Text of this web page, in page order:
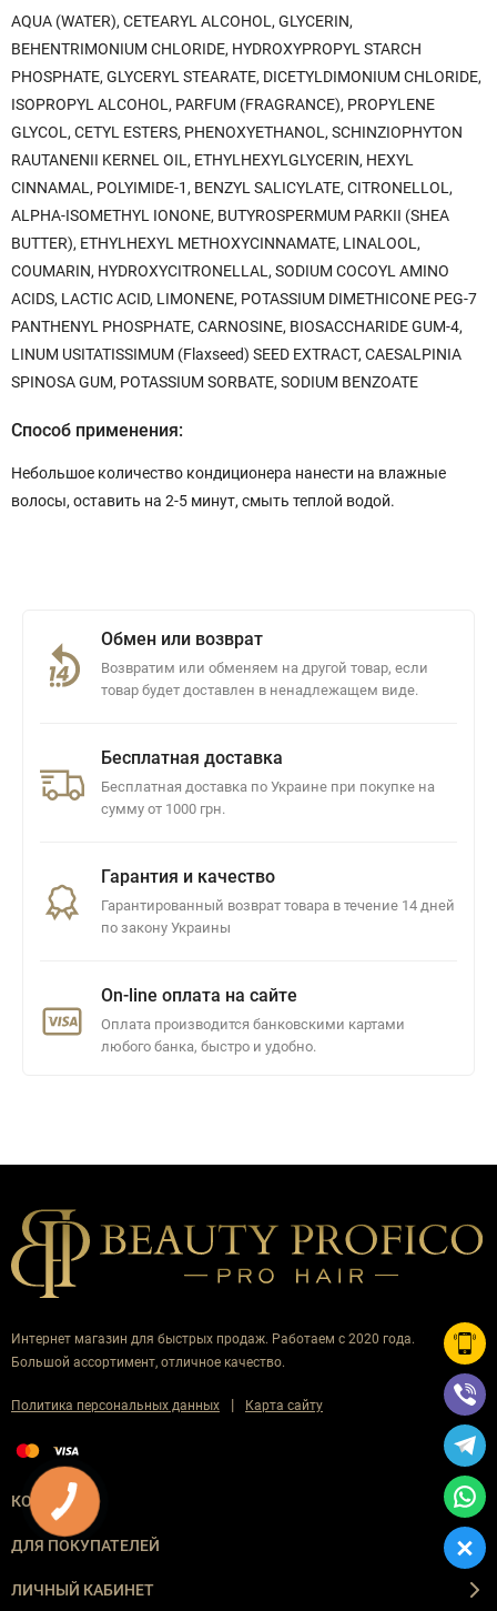
AQUA (WATER), CETEARYL ALCOHOL, GLYCERIN,
BEHENTRIMONIUM CHLORIDE, HYDROXYPROPYL STARCH
PHOSPHATE, GLYCERYL STEARATE, DICETYLDIMONIUM CHLORIDE,
ISOPROPYL ALCOHOL, PARFUM (FRAGRANCE), PROPYLENE
GLYCOL, CETYL ESTERS, PHENOXYETHANOL, SCHINZIOPHYTON
RAUTANENII KERNEL OIL, ETHYLHEXYLGLYCERIN, HEXYL
CINNAMAL, POLYIMIDE-1, BENZYL SALICYLATE, CITRONELLOL,
ALPHA-ISOMETHYL IONONE, BUTYROSPERMUM PARKII (SHEA
BUTTER), ETHYLHEXYL METHOXYCINNAMATE, LINALOOL,
COUMARIN, HYDROXYCITRONELLAL, SODIUM COCOYL AMINO
ACIDS, LACTIC ACID, LIMONENE, POTASSIUM DIMETHICONE PEG-7
PANTHENYL PHOSPHATE, CARNOSINE, BIOSACCHARIDE GUM-4,
LINUM USITATISSIMUM (Flaxseed) SEED EXTRACT, CAESALPINIA
SPINOSA GUM, POTASSIUM SORBATE, SODIUM BENZOATE
Способ применения:
Небольшое количество кондиционера нанести на влажные
волосы, оставить на 2-5 минут, смыть теплой водой.
Обмен или возврат
Возвратим или обменяем на другой товар, если
товар будет доставлен в ненадлежащем виде.
Бесплатная доставка
Бесплатная доставка по Украине при покупке на
сумму от 1000 грн.
Гарантия и качество
Гарантированный возврат товара в течение 14 дней
по закону Украины
On-line оплата на сайте
Оплата производится банковскими картами
любого банка, быстро и удобно.
Интернет магазин для быстрых продаж. Работаем с 2020 года.
Большой ассортимент, отличное качество.
Политика персональных данных | Карта сайту
КОМПАНИЯ
ДЛЯ ПОКУПАТЕЛЕЙ
ЛИЧНЫЙ КАБИНЕТ